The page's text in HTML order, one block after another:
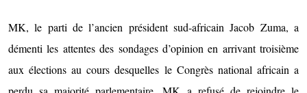
MK, le parti de l’ancien président sud-africain Jacob Zuma, a
démenti les attentes des sondages d’opinion en arrivant troisième
aux élections au cours desquelles le Congrès national africain a